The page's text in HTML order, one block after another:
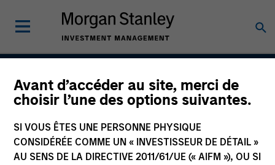
Avant d’accéder au site, merci de
choisir l’une des options suivantes.
SI VOUS ÊTES UNE PERSONNE PHYSIQUE
CONSIDÉRÉE COMME UN « INVESTISSEUR DE DÉTAIL »
AU SENS DE LA DIRECTIVE 2011/61/UE (« AIFM »), OU SI
Applied Enhanced Index
Russell 1000 Strategy